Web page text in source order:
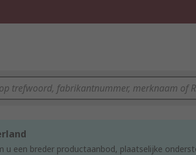
u een breder productaanbod, plaatselijke